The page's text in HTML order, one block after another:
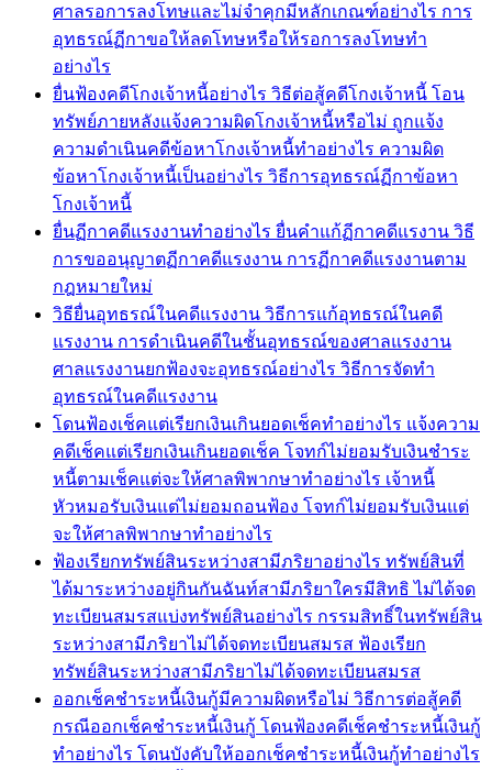
ศาลรอการลงโทษและไม่จำคุกมีหลักเกณฑ์อย่างไร การ
อุทธรณ์ฏีกาขอให้ลดโทษหรือให้รอการลงโทษทำ
อย่างไร
ยื่นฟ้องคดีโกงเจ้าหนี้อย่างไร วิธีต่อสู้คดีโกงเจ้าหนี้ โอน
ทรัพย์ภายหลังแจ้งความผิดโกงเจ้าหนี้หรือไม่ ถูกแจ้ง
ความดำเนินคดีข้อหาโกงเจ้าหนี้ทำอย่างไร ความผิด
ข้อหาโกงเจ้าหนี้เป็นอย่างไร วิธีการอุทธรณ์ฏีกาข้อหา
โกงเจ้าหนี้
ยื่นฏีกาคดีแรงงานทำอย่างไร ยื่นคำแก้ฏีกาคดีแรงาน วิธี
การขออนุญาตฏีกาคดีแรงงาน การฏีกาคดีแรงงานตาม
กฎหมายใหม่
วิธียื่นอุทธรณ์ในคดีแรงงาน วิธีการแก้อุทธรณ์ในคดี
แรงงาน การดำเนินคดีในชั้นอุทธรณ์ของศาลแรงงาน
ศาลแรงงานยกฟ้องจะอุทธรณ์อย่างไร วิธีการจัดทำ
อุทธรณ์ในคดีแรงงาน
โดนฟ้องเช็คแต่เรียกเงินเกินยอดเช็คทำอย่างไร แจ้งความ
คดีเช็คแต่เรียกเงินเกินยอดเช็ค โจทก์ไม่ยอมรับเงินชำระ
หนี้ตามเช็คแต่จะให้ศาลพิพากษาทำอย่างไร เจ้าหนี้
หัวหมอรับเงินแต่ไม่ยอมถอนฟ้อง โจทก์ไม่ยอมรับเงินแต่
จะให้ศาลพิพากษาทำอย่างไร
ฟ้องเรียกทรัพย์สินระหว่างสามีภริยาอย่างไร ทรัพย์สินที่
ได้มาระหว่างอยู่กินกันฉันท์สามีภริยาใครมีสิทธิ ไม่ได้จด
ทะเบียนสมรสแบ่งทรัพย์สินอย่างไร กรรมสิทธิ์ในทรัพย์สิน
ระหว่างสามีภริยาไม่ได้จดทะเบียนสมรส ฟ้องเรียก
ทรัพย์สินระหว่างสามีภริยาไม่ได้จดทะเบียนสมรส
ออกเช็คชำระหนี้เงินกู้มีความผิดหรือไม่ วิธีการต่อสู้คดี
กรณีออกเช็คชำระหนี้เงินกู้ โดนฟ้องคดีเช็คชำระหนี้เงินกู้
ทำอย่างไร โดนบังคับให้ออกเช็คชำระหนี้เงินกู้ทำอย่างไร